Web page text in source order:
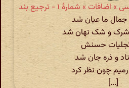
» شمارهٔ ۱ - ترجیع بند
ما عیان شد
شرک و شک نهان شد
تجلیات حسنش
و ذره جان شد
چون نظر کرد
[...]